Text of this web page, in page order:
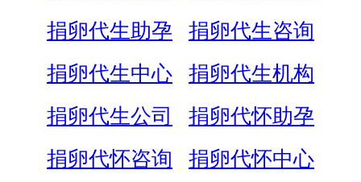
捐卵代生助孕
捐卵代生咨询
捐卵代生中心
捐卵代生机构
捐卵代生公司
捐卵代怀助孕
捐卵代怀咨询
捐卵代怀中心